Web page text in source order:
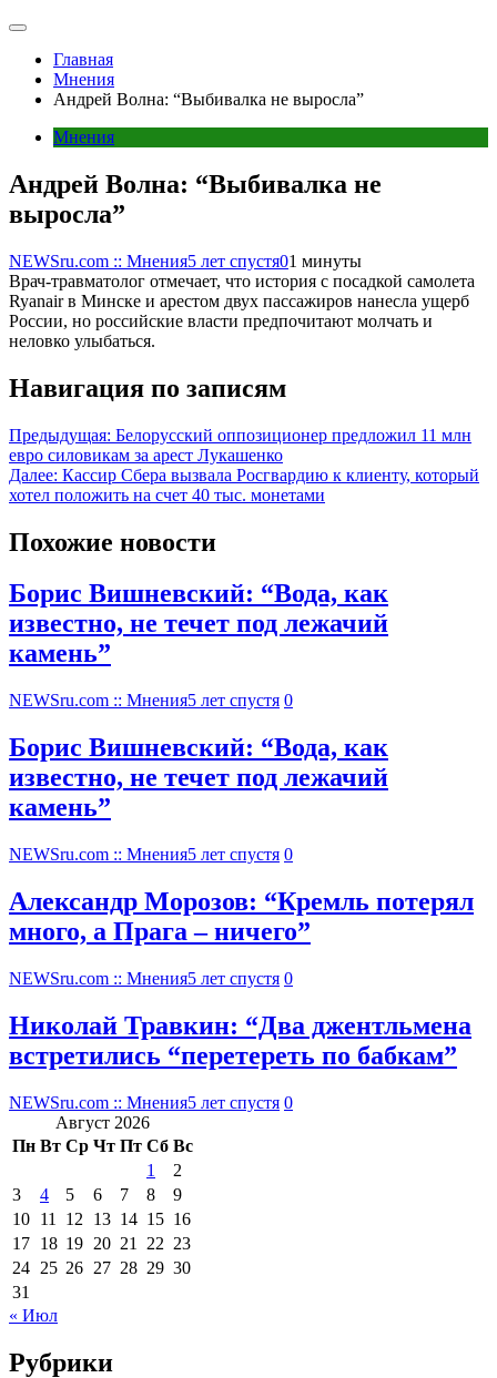
Главная
Мнения
Андрей Волна: “Выбивалка не выросла”
Мнения
Андрей Волна: “Выбивалка не
выросла”
NEWSru.com :: Мнения5 лет спустя01 минуты
Врач-травматолог отмечает, что история с посадкой самолета
Ryanair в Минске и арестом двух пассажиров нанесла ущерб
России, но российские власти предпочитают молчать и
неловко улыбаться.
Навигация по записям
Предыдущая: Белорусский оппозиционер предложил 11 млн
евро силовикам за арест Лукашенко
Далее: Кассир Сбера вызвала Росгвардию к клиенту, который
хотел положить на счет 40 тыс. монетами
Похожие новости
Борис Вишневский: “Вода, как
известно, не течет под лежачий
камень”
NEWSru.com :: Мнения5 лет спустя 0
Борис Вишневский: “Вода, как
известно, не течет под лежачий
камень”
NEWSru.com :: Мнения5 лет спустя 0
Александр Морозов: “Кремль потерял
много, а Прага – ничего”
NEWSru.com :: Мнения5 лет спустя 0
Николай Травкин: “Два джентльмена
встретились “перетереть по бабкам”
NEWSru.com :: Мнения5 лет спустя 0
Август 2026
Пн Вт Ср Чт Пт Сб Вс
1
2
3
4 5 6 7 8
9
10 11 12 13 14 15 16
17 18 19 20 21 22 23
24 25 26 27 28 29 30
31
« Июл
Рубрики